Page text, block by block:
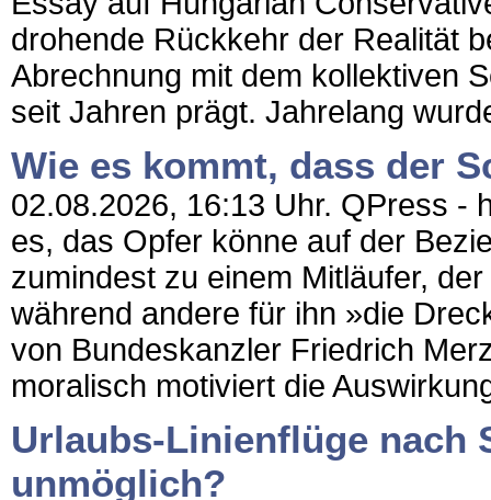
drohende Rückkehr der Realität
Abrechnung mit dem kollektiven
seit Jahren prägt. Jahrelang
Wie es kommt, dass der
02.08.2026, 16:13 Uhr. QPress -
es, das Opfer könne auf der
zumindest zu einem Mitläufer,
während andere für ihn »die
von Bundeskanzler Friedrich
moralisch motiviert die
Urlaubs-Linienflüge nach
unmöglich?